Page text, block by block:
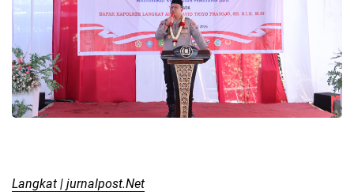
Langkat | jurnalpost.Net